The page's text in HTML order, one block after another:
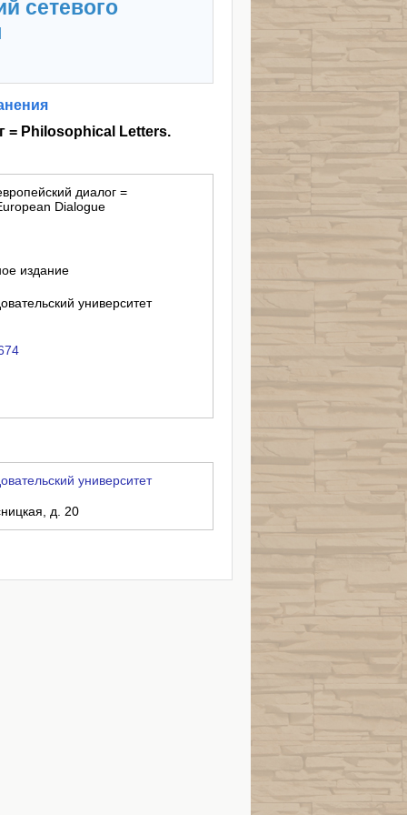
сетевого
= Philosophical Letters.
диалог =
Dialogue
издание
университет
университет
д. 20